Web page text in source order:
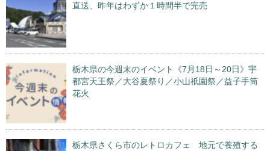
直送、昨年はわずか１時間半で完売
栃木県の今週末のイベント《7月18日～20日》宇
都宮天王祭／大谷夏祭り／小山祇園祭／益子手筒
花火
栃木県さくら市のレトロカフェ 地元で養殖する